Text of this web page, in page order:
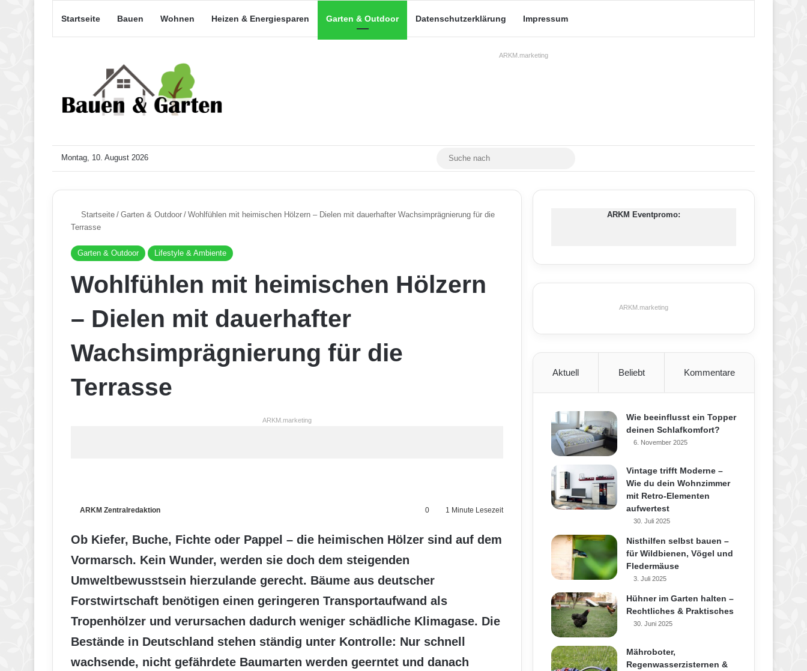
Startseite Bauen Wohnen Heizen & Energiesparen Garten & Outdoor Datenschutzerklärung Impressum
ARKM.marketing
Montag, 10. August 2026 MastodonSkin umschalten
Startseite / Garten & Outdoor / Wohlfühlen mit heimischen Hölzern – Dielen mit dauerhafter Wachsimprägnierung für die
Terrasse
Garten & Outdoor Lifestyle & Ambiente
Wohlfühlen mit heimischen Hölzern
– Dielen mit dauerhafter
Wachsimprägnierung für die
Terrasse
ARKM.marketing
ARKM Zentralredaktion 0 1 Minute Lesezeit
Ob Kiefer, Buche, Fichte oder Pappel – die heimischen Hölzer sind auf dem
Vormarsch. Kein Wunder, werden sie doch dem steigenden
Umweltbewusstsein hierzulande gerecht. Bäume aus deutscher
Forstwirtschaft benötigen einen geringeren Transportaufwand als
Tropenhölzer und verursachen dadurch weniger schädliche Klimagase. Die
Bestände in Deutschland stehen ständig unter Kontrolle: Nur schnell
wachsende, nicht gefährdete Baumarten werden geerntet und danach
ARKM Eventpromo:
ARKM.marketing
Aktuell Beliebt Kommentare
Wie beeinflusst ein Topper
deinen Schlafkomfort?
6. November 2025
Vintage trifft Moderne –
Wie du dein Wohnzimmer
mit Retro-Elementen
aufwertest
30. Juli 2025
Nisthilfen selbst bauen –
für Wildbienen, Vögel und
Fledermäuse
3. Juli 2025
Hühner im Garten halten –
Rechtliches & Praktisches
30. Juni 2025
Mähroboter,
Regenwasserzisternen &